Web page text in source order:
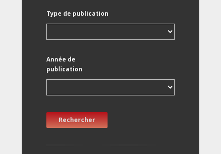
Type de publication
Année de
publication
Rechercher